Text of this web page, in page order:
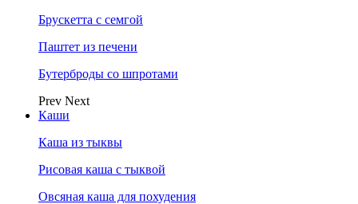
Брускетта с семгой
Паштет из печени
Бутерброды со шпротами
Prev Next
Каши
Каша из тыквы
Рисовая каша с тыквой
Овсяная каша для похудения